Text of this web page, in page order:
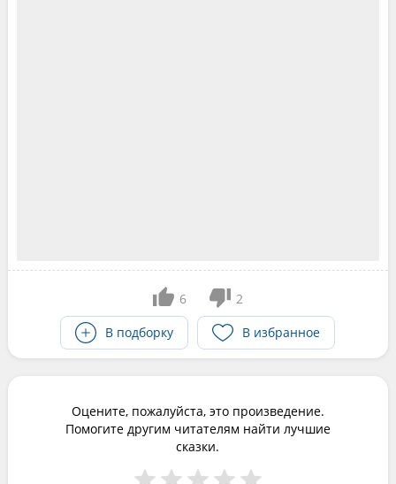
6
2
В подборку
В избранное
Оцените, пожалуйста, это произведение.
Помогите другим читателям найти лучшие
сказки.